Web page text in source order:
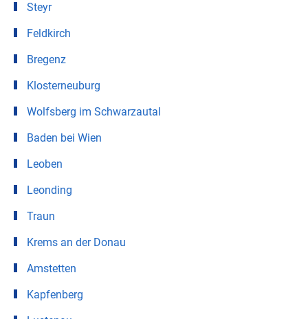
Steyr
Feldkirch
Bregenz
Klosterneuburg
Wolfsberg im Schwarzautal
Baden bei Wien
Leoben
Leonding
Traun
Krems an der Donau
Amstetten
Kapfenberg